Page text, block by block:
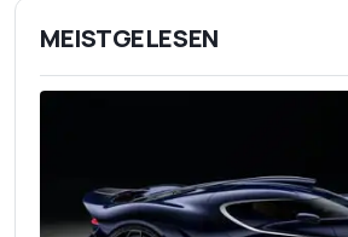
MEISTGELESEN